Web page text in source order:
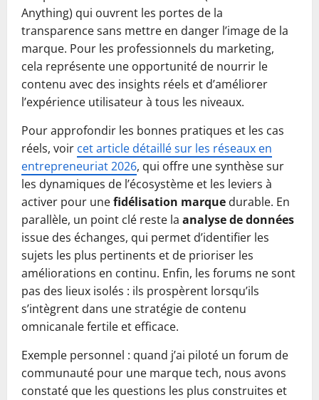
Anything) qui ouvrent les portes de la
transparence sans mettre en danger l’image de la
marque. Pour les professionnels du marketing,
cela représente une opportunité de nourrir le
contenu avec des insights réels et d’améliorer
l’expérience utilisateur à tous les niveaux.
Pour approfondir les bonnes pratiques et les cas
réels, voir cet article détaillé sur les réseaux en
entrepreneuriat 2026, qui offre une synthèse sur
les dynamiques de l’écosystème et les leviers à
activer pour unefidélisation marque durable. En
parallèle, un point clé reste la analyse de données
issue des échanges, qui permet d’identifier les
sujets les plus pertinents et de prioriser les
améliorations en continu. Enfin, les forums ne sont
pas des lieux isolés : ils prospèrent lorsqu’ils
s’intègrent dans une stratégie de contenu
omnicanale fertile et efficace.
Exemple personnel : quand j’ai piloté un forum de
communauté pour une marque tech, nous avons
constaté que les questions les plus construites et